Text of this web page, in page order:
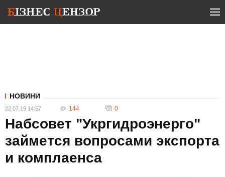
НОВИНИ
22.07.19 14:57 144 0
Набсовет "Укргидроэнерго"
займется вопросами экспорта
и комплаенса